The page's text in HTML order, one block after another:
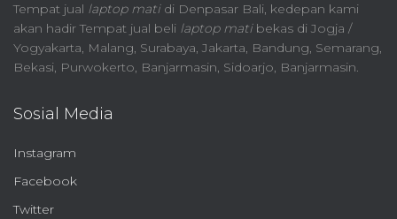
Tempat jual laptop matidi Denpasar Bali, kedepan kami
akan hadir Tempat jual beli laptop matibekas di Jogja /
Yogyakarta, Malang, Surabaya, Jakarta, Bandung, Semarang,
Bekasi, Purwokerto, Banjarmasin, Sidoarjo, Banjarmasin.
Sosial Media
Instagram
Facebook
Twitter